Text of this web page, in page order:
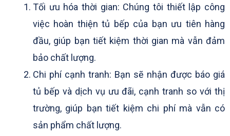
Tối ưu hóa thời gian: Chúng tôi thiết lập công
việc hoàn thiện tủ bếp của bạn ưu tiên hàng
đầu, giúp bạn tiết kiệm thời gian mà vẫn đảm
bảo chất lượng.
Chi phí cạnh tranh: Bạn sẽ nhận được báo giá
tủ bếp và dịch vụ ưu đãi, cạnh tranh so với thị
trường, giúp bạn tiết kiệm chi phí mà vẫn có
sản phẩm chất lượng.